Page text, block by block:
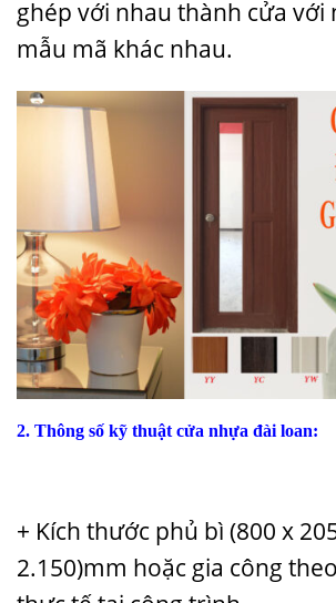
ghép với nhau thành cửa với
mẫu mã khác nhau.
2. Thông số kỹ thuật cửa nhựa đài loan:
+ Kích thước phủ bì (800 x
2.150)mm hoặc gia công